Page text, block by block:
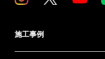
施工事例